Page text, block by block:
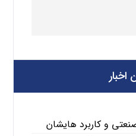
اخبار
و کاربرد هایشان